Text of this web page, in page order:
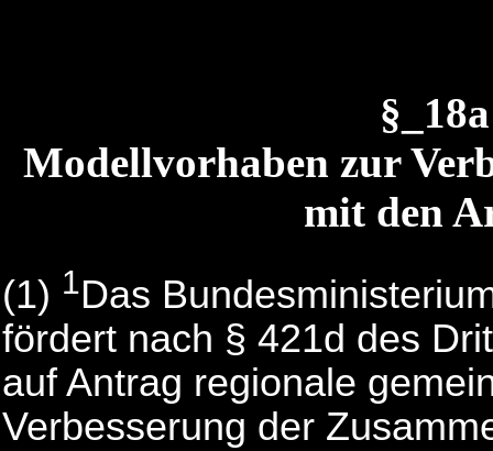
Modellvorhaben zur
mit den
(1) 1Das
fördert nach § 421d des
auf Antrag regionale
Verbesserung der